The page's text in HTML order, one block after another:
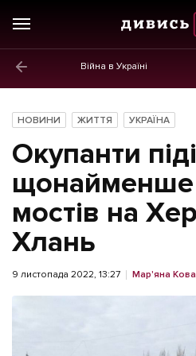
Війна в Україні
Новини
Політика
Економіка
Бізнес
Життя
Культура
Афіша
НОВИНИ ЖИТТЯ УКРАЇНА
Окупанти
щонайменше
мостів на
Хлань
9 листопада 2022, 13:27 Мар'яна